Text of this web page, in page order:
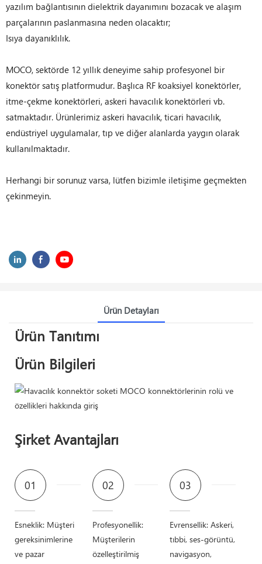
yazılım bağlantısının dielektrik dayanımını bozacak ve alaşım
parçalarının paslanmasına neden olacaktır;
Isıya dayanıklılık.
MOCO, sektörde 12 yıllık deneyime sahip profesyonel bir
konektör satış platformudur. Başlıca RF koaksiyel konektörler,
itme-çekme konektörleri, askeri havacılık konektörleri vb.
satmaktadır. Ürünlerimiz askeri havacılık, ticari havacılık,
endüstriyel uygulamalar, tıp ve diğer alanlarda yaygın olarak
kullanılmaktadır.
Herhangi bir sorunuz varsa, lütfen bizimle iletişime geçmekten
çekinmeyin.
Ürün Detayları
Ürün Tanıtımı
Ürün Bilgileri
Şirket Avantajları
01
Esneklik: Müşteri
gereksinimlerine
ve pazar
02
Profesyonellik:
Müşterilerin
özelleştirilmiş
03
Evrensellik: Askeri,
tıbbi, ses-görüntü,
navigasyon,